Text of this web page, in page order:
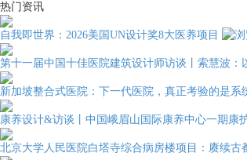
热门资讯
自我即世界：2026美国UN设计奖8大医养项目
第十一届中国十佳医院建筑设计师访谈丨索慧波：
新加坡整合式医院：下一代医院，真正考验的是系
康养设计&访谈丨中国峨眉山国际康养中心一期康
北京大学人民医院白塔寺综合病房楼项目：赓续古